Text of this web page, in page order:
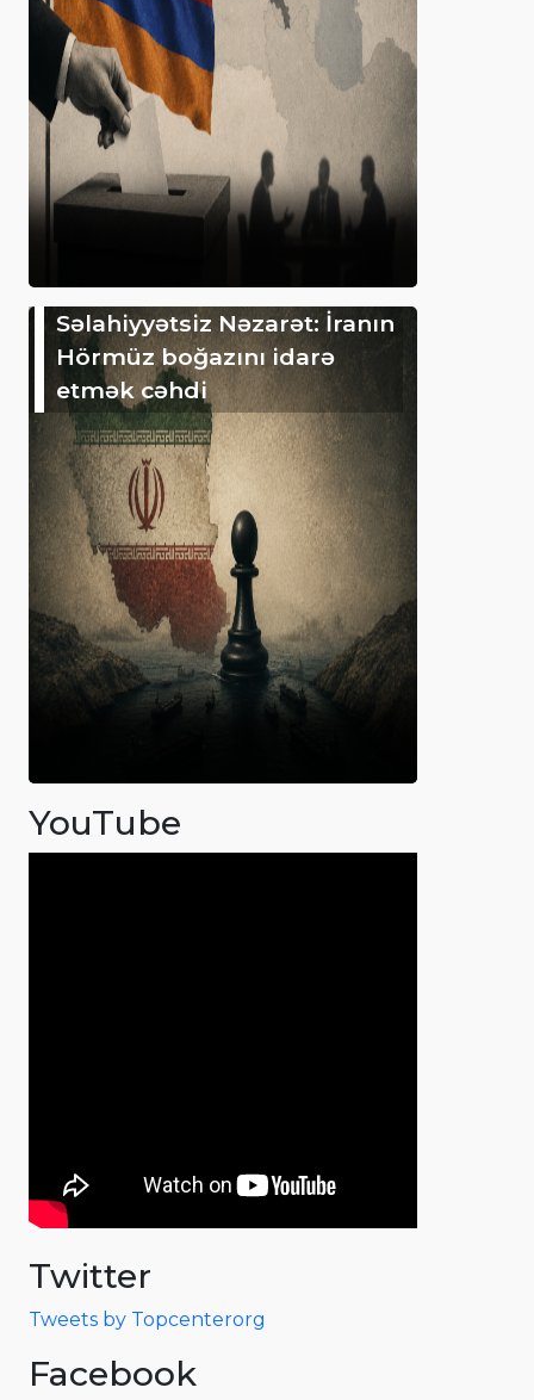
Səlahiyyətsiz Nəzarət: İranın
Hörmüz boğazını idarə
etmək cəhdi
YouTube
Twitter
Tweets by Topcenterorg
Facebook